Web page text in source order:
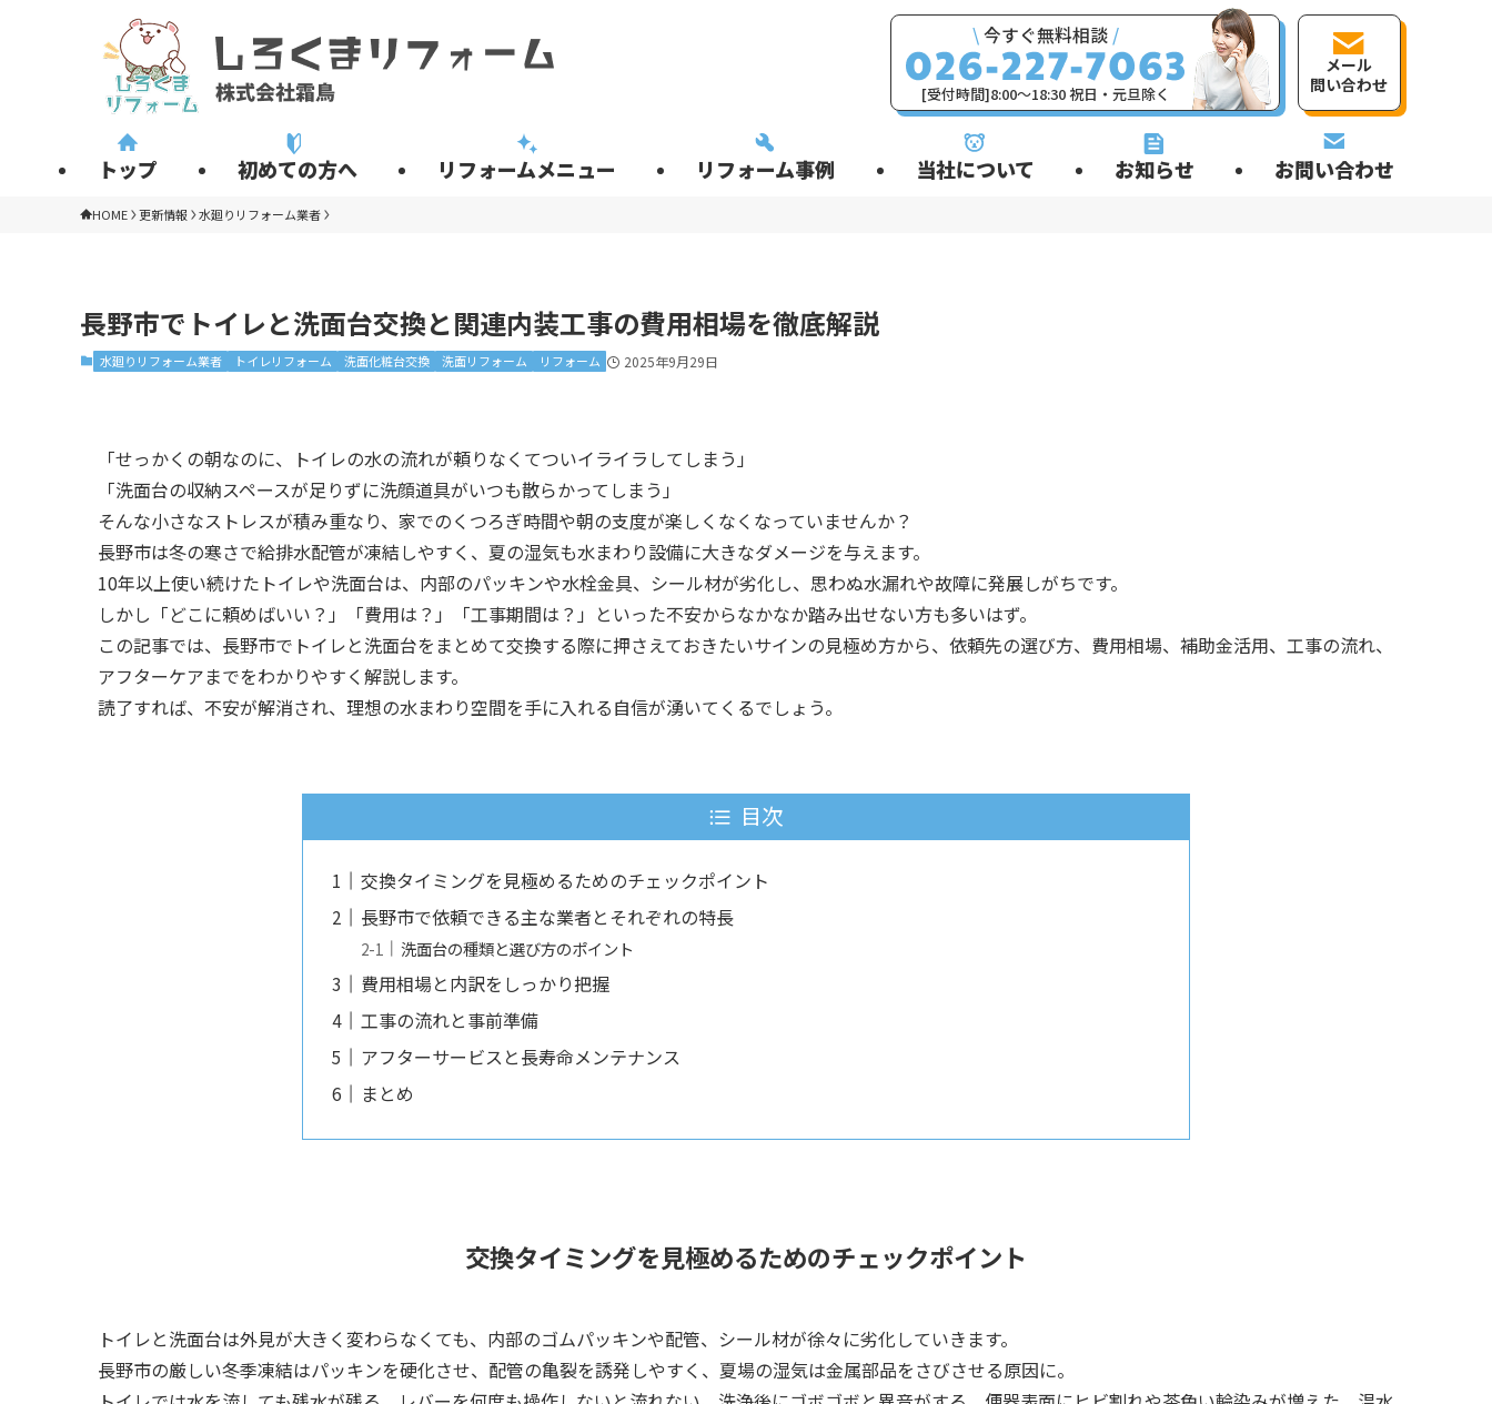
トップ 初めての方へ リフォームメニュー リフォーム事例 当社について お知らせ お問い合わせ
\今すぐ無料相談 /
[受付時間]8:00〜18:30 祝日・元旦除く
メール
問い合わせ
HOME 更新情報 水廻りリフォーム業者
長野市でトイレと洗面台交換と関連内装工事の費用相場を徹底解説
水廻りリフォーム業者 トイレリフォーム 洗面化粧台交換 洗面リフォーム リフォーム 2025年9月29日
「せっかくの朝なのに、トイレの水の流れが頼りなくてついイライラしてしまう」
「洗面台の収納スペースが足りずに洗顔道具がいつも散らかってしまう」
そんな小さなストレスが積み重なり、家でのくつろぎ時間や朝の支度が楽しくなくなっていませんか？
長野市は冬の寒さで給排水配管が凍結しやすく、夏の湿気も水まわり設備に大きなダメージを与えます。
10年以上使い続けたトイレや洗面台は、内部のパッキンや水栓金具、シール材が劣化し、思わぬ水漏れや故障に発展しがちです。
しかし「どこに頼めばいい？」「費用は？」「工事期間は？」といった不安からなかなか踏み出せない方も多いはず。
この記事では、長野市でトイレと洗面台をまとめて交換する際に押さえておきたいサインの見極め方から、依頼先の選び方、費用相場、補助金活用、工事の流れ、
アフターケアまでをわかりやすく解説します。
読了すれば、不安が解消され、理想の水まわり空間を手に入れる自信が湧いてくるでしょう。
目次
交換タイミングを見極めるためのチェックポイント
長野市で依頼できる主な業者とそれぞれの特長
洗面台の種類と選び方のポイント
費用相場と内訳をしっかり把握
工事の流れと事前準備
アフターサービスと長寿命メンテナンス
まとめ
交換タイミングを見極めるためのチェックポイント
トイレと洗面台は外見が大きく変わらなくても、内部のゴムパッキンや配管、シール材が徐々に劣化していきます。
長野市の厳しい冬季凍結はパッキンを硬化させ、配管の亀裂を誘発しやすく、夏場の湿気は金属部品をさびさせる原因に。